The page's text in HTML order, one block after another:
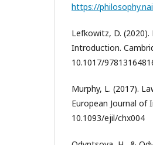
https://
Lefkowitz, D.
Introduction.
10.1017/
Murphy, L. (2017).
European Journal of
10.1093/ejil/chx004